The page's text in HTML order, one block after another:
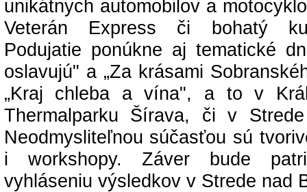
unikátnych automobilov a
Veterán Express či bohatý
Podujatie ponúkne aj tematické
oslavujú" a „Za krásami
„Kraj chleba a vína", a to v
Thermalparku Šírava, či v
Neodmysliteľnou súčasťou sú
i workshopy. Záver bude
vyhláseniu výsledkov v Strede nad